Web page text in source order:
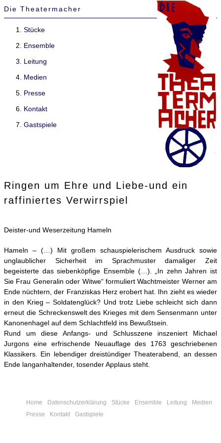
Die Theatermacher
Stücke
Ensemble
Leitung
Medien
Presse
Kontakt
Gastspiele
Ringen um Ehre und Liebe-und ein
raffiniertes Verwirrspiel
Deister-und Weserzeitung Hameln
Hameln – (…) Mit großem schauspielerischem Ausdruck sowie
unglaublicher Sicherheit im Sprachmuster damaliger Zeit
begeisterte das siebenköpfige Ensemble (…). „In zehn Jahren ist
Sie Frau Generalin oder Witwe“ formuliert Wachtmeister Werner am
Ende nüchtern, der Franziskas Herz erobert hat. Ihn zieht es wieder
in den Krieg – Soldatenglück? Und trotz Liebe schleicht sich dann
erneut die Schreckenswelt des Krieges mit dem Sensenmann unter
Kanonenhagel auf dem Schlachtfeld ins Bewußtsein.
Rund um diese Anfangs- und Schlusszene inszeniert Michael
Jurgons eine erfrischende Neuauflage des 1763 geschriebenen
Klassikers. Ein lebendiger dreistündiger Theaterabend, an dessen
Ende langanhaltender, tosender Applaus steht.
Home Datenschutzerklärung Stücke Ensemble Leitung
Medien
Presse
Kontakt Gastspiele